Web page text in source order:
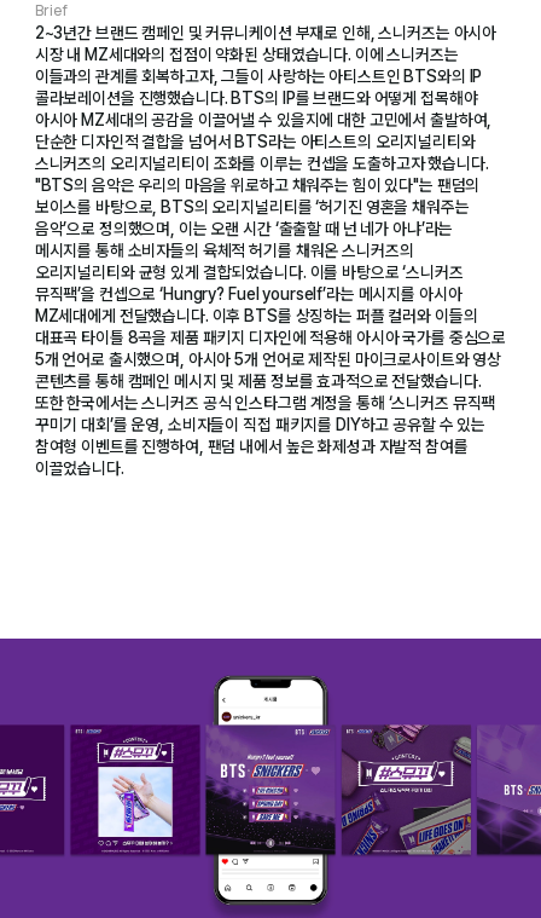
Brief
2~3년간 브랜드 캠페인 및 커뮤니케이션 부재로 인해, 스니커즈는 아시아
시장 내 MZ세대와의 접점이 약화된 상태였습니다. 이에 스니커즈는
이들과의 관계를 회복하고자, 그들이 사랑하는 아티스트인 BTS와의 IP
콜라보레이션을 진행했습니다. BTS의 IP를 브랜드와 어떻게 접목해야
아시아 MZ세대의 공감을 이끌어낼 수 있을지에 대한 고민에서 출발하여,
단순한 디자인적 결합을 넘어서 BTS라는 아티스트의 오리지널리티와
스니커즈의 오리지널리티이 조화를 이루는 컨셉을 도출하고자 했습니다.
"BTS의 음악은 우리의 마음을 위로하고 채워주는 힘이 있다"는 팬덤의
보이스를 바탕으로, BTS의 오리지널리티를 ‘허기진 영혼을 채워주는
음악’으로 정의했으며, 이는 오랜 시간 ‘출출할 때 넌 네가 아냐’라는
메시지를 통해 소비자들의 육체적 허기를 채워온 스니커즈의
오리지널리티와 균형 있게 결합되었습니다. 이를 바탕으로 ‘스니커즈
뮤직팩’을 컨셉으로 ‘Hungry? Fuel yourself’라는 메시지를 아시아
MZ세대에게 전달했습니다. 이후 BTS를 상징하는 퍼플 컬러와 이들의
대표곡 타이틀 8곡을 제품 패키지 디자인에 적용해 아시아 국가를 중심으로
5개 언어로 출시했으며, 아시아 5개 언어로 제작된 마이크로사이트와 영상
콘텐츠를 통해 캠페인 메시지 및 제품 정보를 효과적으로 전달했습니다.
또한 한국에서는 스니커즈 공식 인스타그램 계정을 통해 ‘스니커즈 뮤직팩
꾸미기 대회’를 운영, 소비자들이 직접 패키지를 DIY하고 공유할 수 있는
참여형 이벤트를 진행하여, 팬덤 내에서 높은 화제성과 자발적 참여를
이끌었습니다.